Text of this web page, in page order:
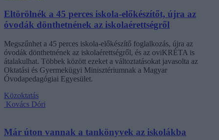
Eltörölnék a 45 perces iskola-előkészítőt, újra az
óvodák dönthetnének az iskolaérettségről
Megszűnhet a 45 perces iskola-előkészítő foglalkozás, újra az
óvodák dönthetnének az iskolaérettségről, és az oviKRÉTA is
átalakulhat. Többek között ezeket a változtatásokat javasolta az
Oktatási és Gyermekügyi Minisztériumnak a Magyar
Óvodapedagógiai Egyesület.
Közoktatás
Kovács Dóri
Már úton vannak a tankönyvek az iskolákba